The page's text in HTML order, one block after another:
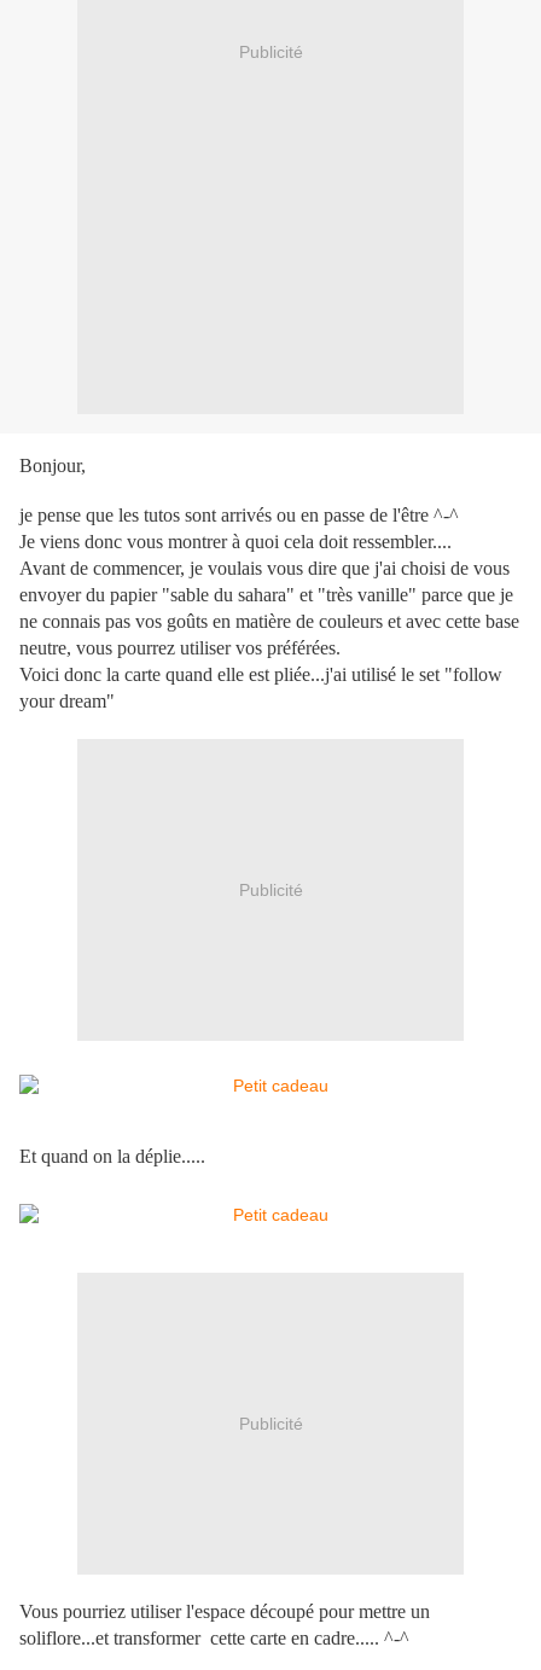
Publicité
Bonjour,
je pense que les tutos sont arrivés ou en passe de l'être ^-^
Je viens donc vous montrer à quoi cela doit ressembler....
Avant de commencer, je voulais vous dire que j'ai choisi de vous
envoyer du papier "sable du sahara" et "très vanille" parce que je
ne connais pas vos goûts en matière de couleurs et avec cette base
neutre, vous pourrez utiliser vos préférées.
Voici donc la carte quand elle est pliée...j'ai utilisé le set "follow
your dream"
Publicité
Et quand on la déplie.....
Publicité
Vous pourriez utiliser l'espace découpé pour mettre un
soliflore...et transformer cette carte en cadre..... ^-^